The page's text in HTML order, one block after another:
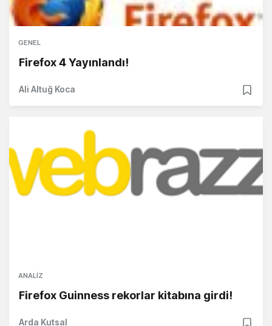
GENEL
Firefox 4 Yayınlandı!
Ali Altuğ Koca
ANALIZ
Firefox Guinness rekorlar kitabına girdi!
Arda Kutsal